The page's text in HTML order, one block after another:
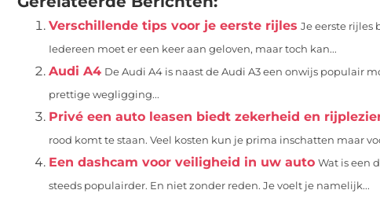
Verschillende tips voor je eerste rijles Je eerste rijles
Iedereen moet er een keer aan geloven, maar toch kan...
Audi A4 De Audi A4 is naast de Audi A3 een onwijs populair
prettige wegligging...
Privé een auto leasen biedt zekerheid en
rood komt te staan. Veel kosten kun je prima inschatten maar
Een dashcam voor veiligheid in uw auto Wat is een
steeds populairder. En niet zonder reden. Je voelt je namelijk...